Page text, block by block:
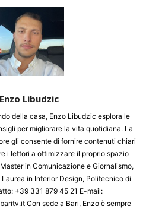
Enzo Libudzic
della casa, Enzo Libudzic esplora le
per migliorare la vita quotidiana. La
gli consente di fornire contenuti chiari
i lettori a ottimizzare il proprio spazio
in Comunicazione e Giornalismo,
in Interior Design, Politecnico di
+39 331 879 45 21 E-mail:
Con sede a Bari, Enzo è sempre